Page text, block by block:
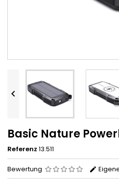

Basic Nature
Referenz 13.511
Bewertung